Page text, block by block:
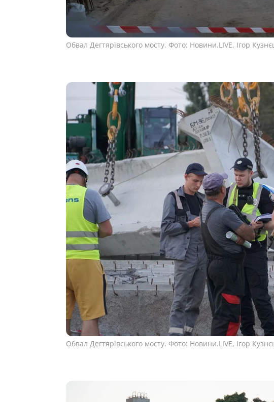
Обвал Дегтярівського мосту. Фото: Новини.LIVE, Ігор
Обвал Дегтярівського мосту. Фото: Новини.LIVE, Ігор